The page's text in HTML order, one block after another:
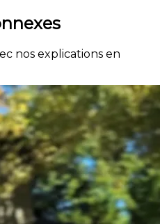
nos explications en